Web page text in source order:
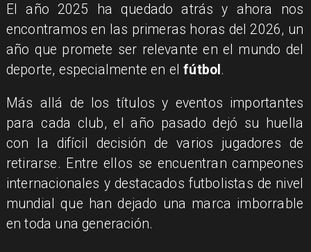
El año 2025 ha quedado atrás y ahora nos
encontramos en las primeras horas del 2026, un
año que promete ser relevante en el mundo del
deporte, especialmente en elfútbol .
Más allá de los títulos y eventos importantes
para cada club, el año pasado dejó su huella
con la difícil decisión de varios jugadores de
retirarse. Entre ellos se encuentran campeones
internacionales y destacados futbolistas de nivel
mundial que han dejado una marca imborrable
en toda una generación.